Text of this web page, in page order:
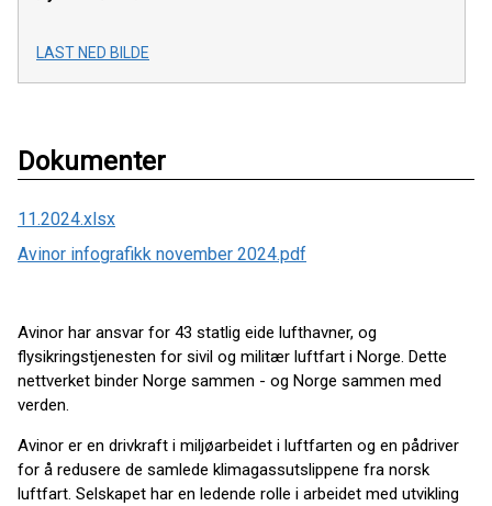
LAST NED BILDE
Dokumenter
11.2024.xlsx
Avinor infografikk november 2024.pdf
Avinor har ansvar for 43 statlig eide lufthavner, og
flysikringstjenesten for sivil og militær luftfart i Norge. Dette
nettverket binder Norge sammen - og Norge sammen med
verden.
Avinor er en drivkraft i miljøarbeidet i luftfarten og en pådriver
for å redusere de samlede klimagassutslippene fra norsk
luftfart. Selskapet har en ledende rolle i arbeidet med utvikling